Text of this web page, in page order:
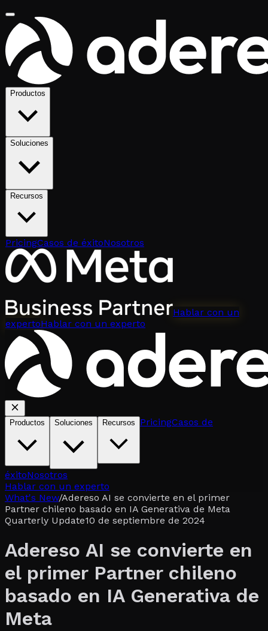
Productos
Soluciones
Recursos
PricingCasos de éxitoNosotros
Hablar con un
expertoHablar con un experto
Productos Soluciones Recursos PricingCasos de
éxitoNosotros
Hablar con un experto
What's New/Adereso AI se convierte en el primer
Partner chileno basado en IA Generativa de Meta
Quarterly Update10 de septiembre de 2024
Adereso AI se convierte en
el primer Partner chileno
basado en IA Generativa de
Meta